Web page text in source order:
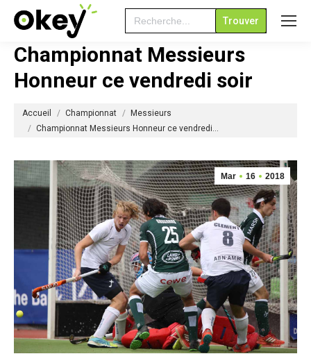
Search
for:
Championnat Messieurs
Honneur ce vendredi soir
Accueil Championnat
Messieurs
Championnat Messieurs Honneur ce vendredi…
Mar 16 2018